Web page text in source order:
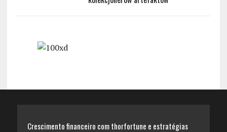
Crescimento financeiro com thorfortune e estratégias